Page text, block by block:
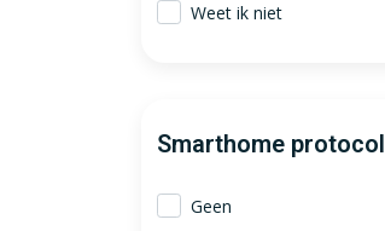
Weet ik niet
Smarthome protocol
Geen